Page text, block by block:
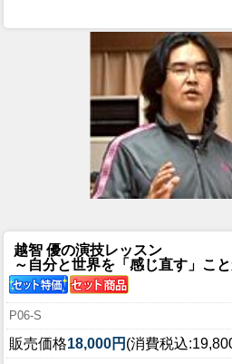
越智 優の演技レッスン
～自分と世界を「感じ直す」こ
P06-S
販売価格18,000円 (消費税込